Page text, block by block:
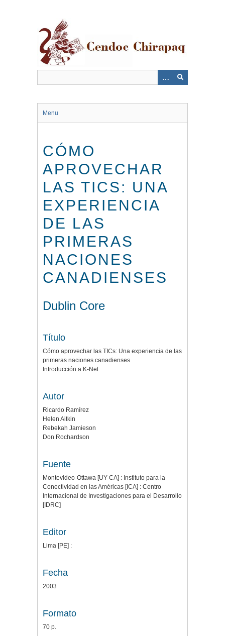
Menu
CÓMO
APROVECHAR
LAS TICS: UNA
EXPERIENCIA
DE LAS
PRIMERAS
NACIONES
CANADIENSES
Dublin Core
Título
Cómo aprovechar las TICs: Una experiencia de las
primeras naciones canadienses
Introducción a K-Net
Autor
Ricardo Ramírez
Helen Aitkin
Rebekah Jamieson
Don Rochardson
Fuente
Montevideo-Ottawa [UY-CA] : Instituto para la
Conectividad en las Américas [ICA] : Centro
Internacional de Investigaciones para el Desarrollo
[IDRC]
Editor
Lima [PE] :
Fecha
2003
Formato
70 p.